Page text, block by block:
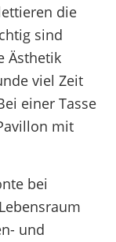
die
sind
Ästhetik
viel Zeit
einer Tasse
mit
bei
und